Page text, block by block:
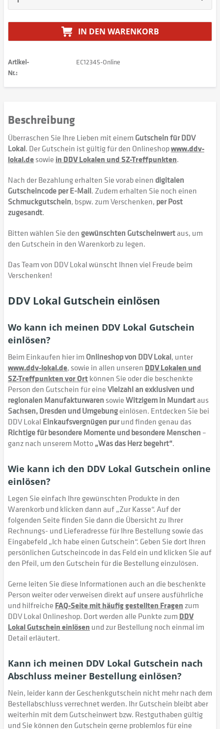
IN DEN WARENKORB
Artikel-
Nr.:
EC12345-Online
Beschreibung
Überraschen Sie Ihre Lieben mit einem Gutschein für DDV
Lokal. Der Gutschein ist gültig für den Onlineshopwww.ddv-
lokal.desowie in DDV Lokalen und SZ-Treffpunkten.
Nach der Bezahlung erhalten Sie vorab einen digitalen
Gutscheincode per E-Mail. Zudem erhalten Sie noch einen
Schmuckgutschein, bspw. zum Verschenken, per Post
zugesandt.
Bitten wählen Sie dengewünschten Gutscheinwertaus, um
den Gutschein in den Warenkorb zu legen.
Das Team von DDV Lokal wünscht Ihnen viel Freude beim
Verschenken!
DDV Lokal Gutschein einlösen
Wo kann ich meinen DDV Lokal Gutschein
einlösen?
Beim Einkaufen hier im Onlineshop von DDV Lokal, unter
www.ddv-lokal.de, sowie in allen unseren DDV Lokalen und
SZ-Treffpunkten vor Ortkönnen Sie oder die beschenkte
Person den Gutschein für eineVielzahl an exklusiven und
regionalen Manufakturwaren sowieWitzigem in Mundartaus
Sachsen, Dresden und Umgebungeinlösen. Entdecken Sie bei
DDV Lokal Einkaufsvergnügen purund finden genau das
Richtige für besondere Momente und besondere Menschen –
ganz nach unserem Motto„Was das Herz begehrt“.
Wie kann ich den DDV Lokal Gutschein online
einlösen?
Legen Sie einfach Ihre gewünschten Produkte in den
Warenkorb und klicken dann auf „Zur Kasse“. Auf der
folgenden Seite finden Sie dann die Übersicht zu Ihrer
Rechnungs- und Lieferadresse für Ihre Bestellung sowie das
Eingabefeld „Ich habe einen Gutschein“. Geben Sie dort Ihren
persönlichen Gutscheincode in das Feld ein und klicken Sie auf
den Pfeil, um den Gutschein für die Bestellung einzulösen.
Gerne leiten Sie diese Informationen auch an die beschenkte
Person weiter oder verweisen direkt auf unsere ausführliche
und hilfreiche FAQ-Seite mit häufig gestellten Fragen zum
DDV Lokal Onlineshop. Dort werden alle Punkte zum DDV
Lokal Gutschein einlösen und zur Bestellung noch einmal im
Detail erläutert.
Kann ich meinen DDV Lokal Gutschein nach
Abschluss meiner Bestellung einlösen?
Nein, leider kann der Geschenkgutschein nicht mehr nach dem
Bestellabschluss verrechnet werden. Ihr Gutschein bleibt aber
weiterhin mit dem Gutscheinwert bzw. Restguthaben gültig
und Sie können den Gutschein gerne problemlos für eine